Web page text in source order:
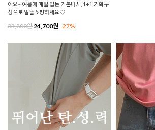
에요~ 여름에 매일 입는 기본나시, 1+1 기획구
성으로 알뜰쇼핑하세요♡
33,800원24,700원 27%